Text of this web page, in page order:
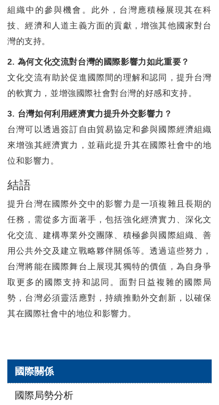
組織中的參與機會。此外，台灣應積極展現其在科
技、經濟和人道主義方面的貢獻，增強其他國家對台
灣的支持。
2. 為何文化交流對台灣的國際影響力如此重要？
文化交流有助於促進國際間的理解和認同，提升台灣
的軟實力，並增強國際社會對台灣的好感和支持。
3. 台灣如何利用經濟實力提升外交影響力？
台灣可以透過簽訂自由貿易協定和參與國際經濟組織
來增強其經濟實力，並藉此提升其在國際社會中的地
位和影響力。
結語
提升台灣在國際外交中的影響力是一項複雜且長期的
任務，需從多方面著手，包括強化經濟實力、深化文
化交流、建構專業外交團隊、積極參與國際組織、善
用公共外交及建立戰略夥伴關係等。透過這些努力，
台灣將能在國際舞台上展現其獨特的價值，為自身爭
取更多的國際支持和認同。面對日益複雜的國際局
勢，台灣必須靈活應對，持續推動外交創新，以確保
其在國際社會中的地位和影響力。
國際關係
國際局勢分析